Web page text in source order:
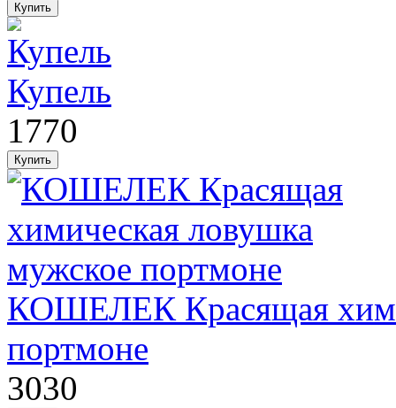
Купель
1770
КОШЕЛЕК Красящая
портмоне
3030